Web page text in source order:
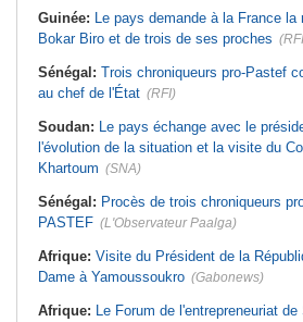
Guinée: Le pays demande à la France
Bokar Biro et de trois de ses proches
Sénégal: Trois chroniqueurs pro-Pastef
au chef de l'État (RFI)
Soudan: Le pays échange avec le
l'évolution de la situation et la visite du
Khartoum (SNA)
Sénégal: Procès de trois chroniqueurs
PASTEF (L'Observateur Paalga)
Afrique: Visite du Président de la
Dame à Yamoussoukro (Gabonews)
Afrique: Le Forum de l'entrepreneuriat